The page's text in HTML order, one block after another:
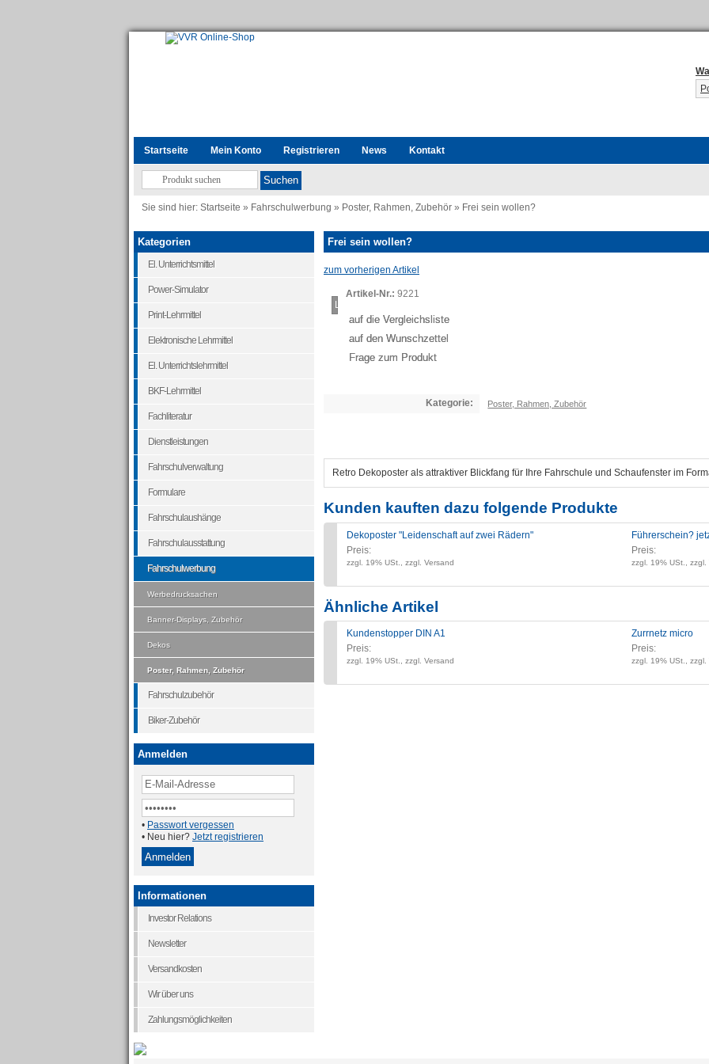
Startseite Mein Konto Registrieren News Kontakt
Sie sind hier: Startseite » Fahrschulwerbung » Poster, Rahmen, Zubehör » Frei sein wollen?
Frei sein wollen?
zum vorherigen Artikel
Loading...
Artikel-Nr.: 9221
auf die Vergleichsliste
auf den Wunschzettel
Frage zum Produkt
Kategorie: Poster, Rahmen, Zubehör
Retro Dekoposter als attraktiver Blickfang für Ihre Fahrschule und Schaufenster im
Kunden kauften dazu folgende Produkte
Dekoposter "Leidenschaft auf zwei Rädern"
Preis:
zzgl. 19% USt., zzgl. Versand
Führerschein?
Preis:
zzgl. 19% USt., zzgl.
Ähnliche Artikel
Kundenstopper DIN A1
Preis:
zzgl. 19% USt., zzgl. Versand
Zurrnetz micro
Preis:
zzgl. 19% USt., zzgl.
Kategorien
El. Unterrichtsmittel
Power-Simulator
Print-Lehrmittel
Elektronische Lehrmittel
El. Unterrichtslehrmittel
BKF-Lehrmittel
Fachliteratur
Dienstleistungen
Fahrschulverwaltung
Formulare
Fahrschulaushänge
Fahrschulausstattung
Fahrschulwerbung
Werbedrucksachen
Banner-Displays, Zubehör
Dekos
Poster, Rahmen, Zubehör
Fahrschulzubehör
Biker-Zubehör
Anmelden
• Passwort vergessen
• Neu hier? Jetzt registrieren
Informationen
Investor Relations
Newsletter
Versandkosten
Wir über uns
Zahlungsmöglichkeiten